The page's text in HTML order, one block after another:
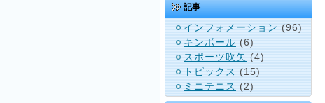
記事
インフォメーション (96)
キンボール (6)
スポーツ吹矢 (4)
トピックス (15)
ミニテニス (2)